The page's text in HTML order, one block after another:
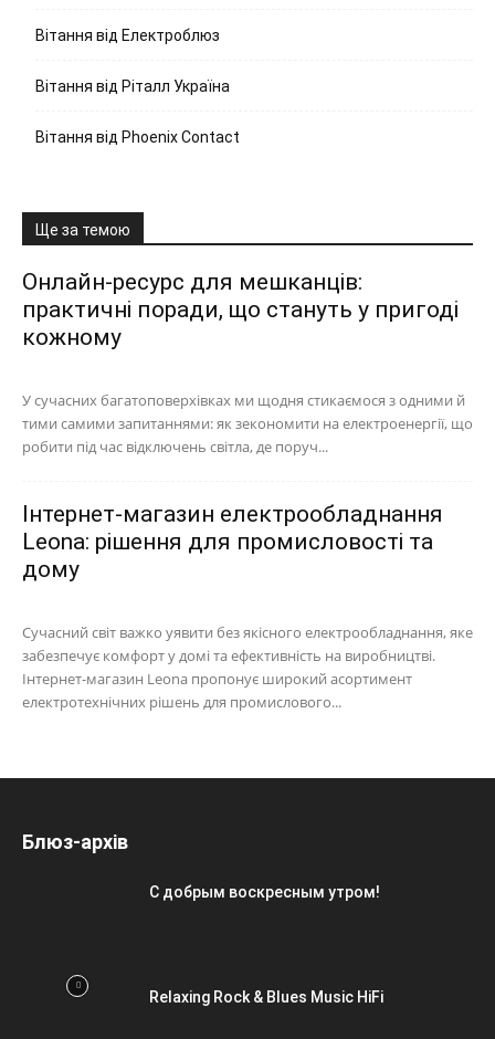
Вітання від Електроблюз
Вітання від Ріталл Україна
Вітання від Phoenix Contact
Ще за темою
Онлайн-ресурс для мешканців:
практичні поради, що стануть у пригоді
кожному
У сучасних багатоповерхівках ми щодня стикаємося з одними й
тими самими запитаннями: як зекономити на електроенергії, що
робити під час відключень світла, де поруч...
Інтернет-магазин електрообладнання
Leona: рішення для промисловості та
дому
Сучасний світ важко уявити без якісного електрообладнання, яке
забезпечує комфорт у домі та ефективність на виробництві.
Інтернет-магазин Leona пропонує широкий асортимент
електротехнічних рішень для промислового...
Блюз-архів
С добрым воскресным утром!
Relaxing Rock & Blues Music HiFi